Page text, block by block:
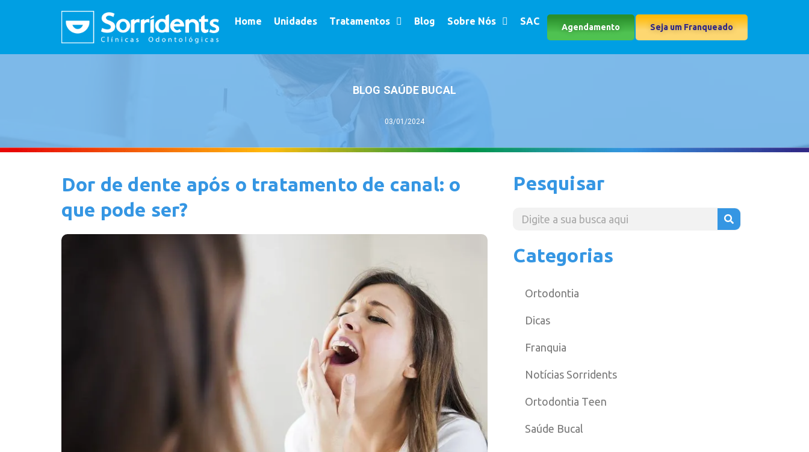
Home Unidades Tratamentos Blog Sobre Nós SAC
Agendamento Seja um Franqueado
BLOG SAÚDE BUCAL
03/01/2024
Dor de dente após o tratamento de canal: o
que pode ser?
Pesquisar
Categorias
Ortodontia
Dicas
Franquia
Notícias Sorridents
Ortodontia Teen
Saúde Bucal